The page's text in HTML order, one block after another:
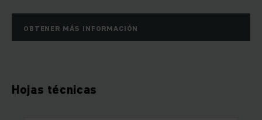
OBTENER MÁS INFORMACIÓN
Hojas técnicas